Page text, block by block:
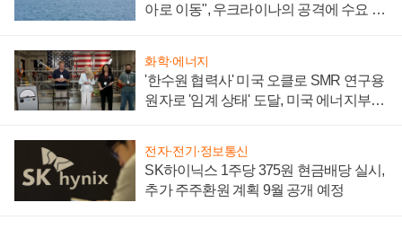
아로 이동", 우크라이나의 공격에 수요 늘
화학·에너지
'한수원 협력사' 미국 오클로 SMR 연구용
원자로 '임계 상태' 도달, 미국 에너지부
전자·전기·정보통신
SK하이닉스 1주당 375원 현금배당 실시,
추가 주주환원 계획 9월 공개 예정